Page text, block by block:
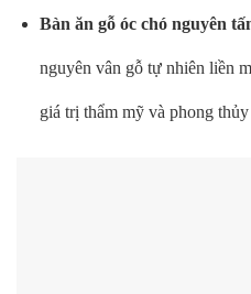
Bàn ăn gỗ óc chó nguyên
nguyên vân gỗ tự nhiên liền
giá trị thẩm mỹ và phong